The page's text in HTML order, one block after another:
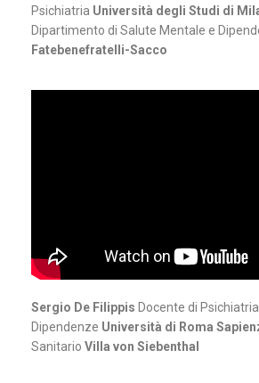
Psichiatria Università degli Studi di
Dipartimento di Salute Mentale e
Fatebenefratelli-Sacco
Sergio De Filippis Docente di
Dipendenze Università di Roma
Sanitario Villa von Siebenthal